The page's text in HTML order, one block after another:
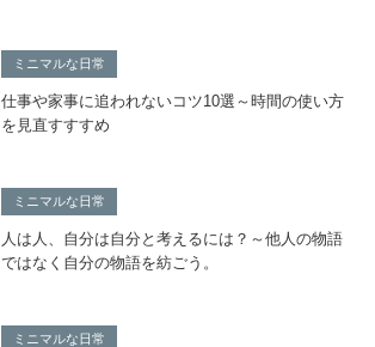
ミニマルな日常
仕事や家事に追われないコツ10選～時間の使い方
を見直すすすめ
ミニマルな日常
人は人、自分は自分と考えるには？～他人の物語
ではなく自分の物語を紡ごう。
ミニマルな日常